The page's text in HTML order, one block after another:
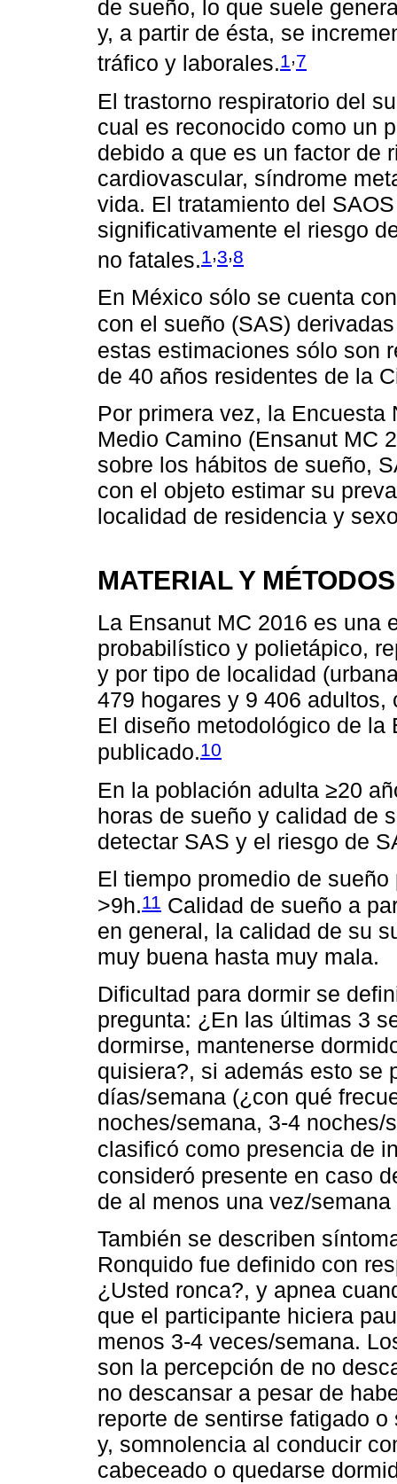
de sueño, lo que suele
y, a partir de ésta, se
tráfico y laborales.1 ,7
El trastorno respiratorio del
cual es reconocido como un
debido a que es un factor de
cardiovascular, síndrome
vida. El tratamiento del
significativamente el riesgo
no fatales.1,3,8
En México sólo se cuenta
con el sueño (SAS)
estas estimaciones sólo son
de 40 años residentes de la
Por primera vez, la
Medio Camino (Ensanut MC
sobre los hábitos de sueño,
con el objeto estimar su
localidad de residencia y
MATERIAL Y MÉTODOS
La Ensanut MC 2016 es una
probabilístico y polietápico,
y por tipo de localidad
479 hogares y 9 406
El diseño metodológico de la
publicado.10
En la población adulta ≥20
horas de sueño y calidad de
detectar SAS y el riesgo de
El tiempo promedio de
>9h.11 Calidad de sueño a
en general, la calidad de su
muy buena hasta muy mala.
Dificultad para dormir se
pregunta: ¿En las últimas 3
dormirse, mantenerse
quisiera?, si además esto se
días/semana (¿con qué
noches/semana, 3-4
clasificó como presencia de
consideró presente en caso
de al menos una vez/
También se describen
Ronquido fue definido con
¿Usted ronca?, y apnea
que el participante hiciera
menos 3-4 veces/semana.
son la percepción de no
no descansar a pesar de
reporte de sentirse fatigado
y, somnolencia al conducir
cabeceado o quedarse